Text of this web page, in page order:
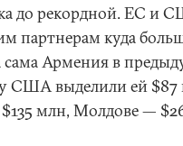
до рекордной. ЕС и
партнерам куда
сама Армения в
США выделили ей $87
$135 млн, Молдове —